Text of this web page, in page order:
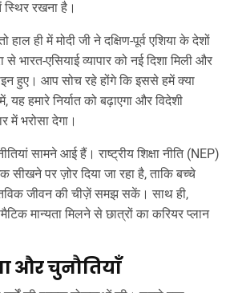
स्थिर रखना है।
हाल ही में मोदी जी ने दक्षिण‑पूर्व एशिया के देशों
से भारत-एसियाई व्यापार को नई दिशा मिली और
हुए। आप सोच रहे होंगे कि इससे हमें क्या
यह हमारे निर्यात को बढ़ाएगा और विदेशी
में भरोसा देगा।
सामने आई हैं। राष्ट्रीय शिक्षा नीति (NEP)
सीखने पर ज़ोर दिया जा रहा है, ताकि बच्चे
जीवन की चीज़ें समझ सकें। साथ ही,
मान्यता मिलने से छात्रों का करियर प्लान
और चुनौतियाँ